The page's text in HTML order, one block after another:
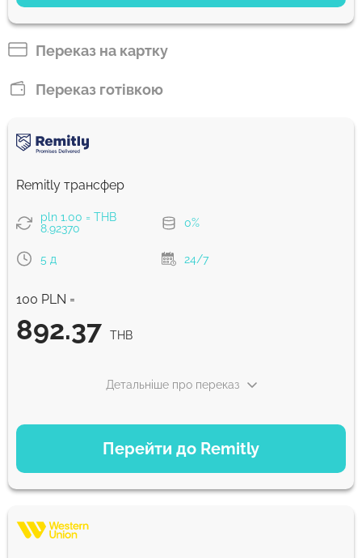
804.03 THB 4 г
Комісія Strumok, завжди 0%
Переказ на картку
Переказ готівкою
Remitly трансфер
pln 1.00 = THB
8.92370
0%
5 д 24/7
100 PLN =
892.37 THB
Перейти до Remitly
Детальніше про переказ
ВАРІАНТИ ОПЛАТИ
Економний
892.37 THB 5 д